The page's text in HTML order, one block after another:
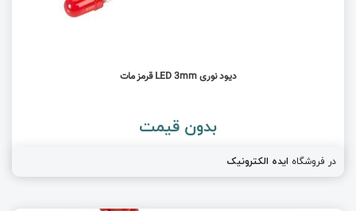
دیود نوری LED 3mm قرمز مات
بدون قیمت
در فروشگاه ایده الکترونیک